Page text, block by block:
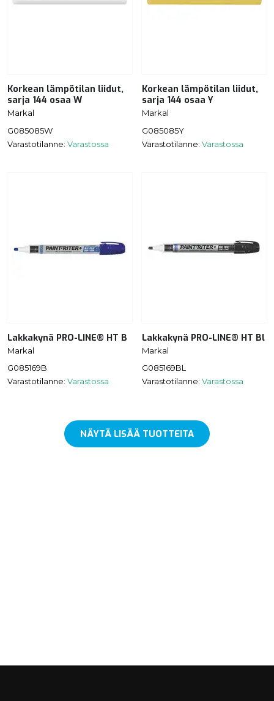
Korkean lämpötilan liidut,
sarja 144 osaa W
Markal
G085085W
Varastotilanne: Varastossa
Korkean lämpötilan liidut,
sarja 144 osaa Y
Markal
G085085Y
Varastotilanne: Varastossa
Lakkakynä PRO-LINE® HT B
Markal
G085169B
Varastotilanne: Varastossa
Lakkakynä PRO-LINE® HT Bl
Markal
G085169BL
Varastotilanne: Varastossa
NÄYTÄ LISÄÄ TUOTTEITA